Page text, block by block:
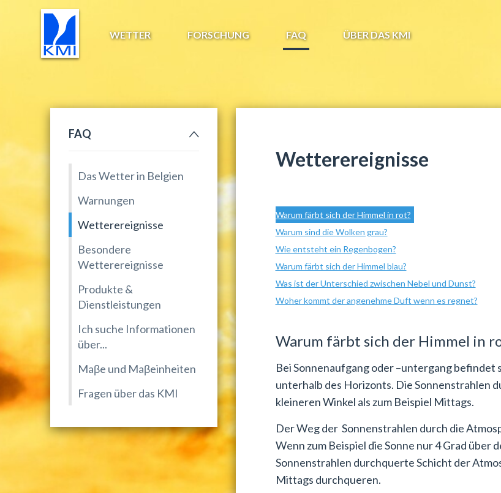
WETTER FORSCHUNG FAQ ÜBER DAS KMI
FAQ
Das Wetter in Belgien
Warnungen
Wetterereignisse
Besondere
Wetterereignisse
Produkte &
Dienstleistungen
Ich suche Informationen
über...
Maβe und Maβeinheiten
Fragen über das KMI
Wetterereignisse
Warum färbt sich der Himmel in rot?
Warum sind die Wolken grau?
Wie entsteht ein Regenbogen?
Warum färbt sich der Himmel blau?
Was ist der Unterschied zwischen Nebel und Dunst?
Woher kommt der angenehme Duft wenn es regnet?
Warum färbt sich der Himmel in
Bei Sonnenaufgang oder –untergang befindet
unterhalb des Horizonts. Die Sonnenstrahlen
kleineren Winkel als zum Beispiel Mittags.
Der Weg der Sonnenstrahlen durch die
Wenn zum Beispiel die Sonne nur 4 Grad über
Sonnenstrahlen durchquerte Schicht der
Mittags durchqueren.